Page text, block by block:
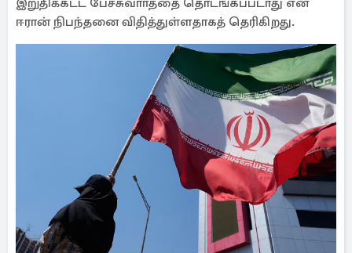
இறுதிக்கட்ட பேச்சுவாா்த்தை தொடங்கப்படாது என
ஈரான் நிபந்தனை விதித்துள்ளதாகத் தெரிகிறது.